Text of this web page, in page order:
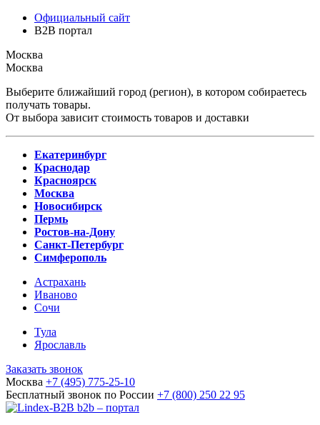
Официальный сайт
B2B портал
Москва
Москва
Выберите ближайший город (регион), в котором собираетесь
получать товары.
От выбора зависит стоимость товаров и доставки
Екатеринбург
Краснодар
Красноярск
Москва
Новосибирск
Пермь
Ростов-на-Дону
Санкт-Петербург
Симферополь
Астрахань
Иваново
Сочи
Тула
Ярославль
Заказать звонок
Москва +7 (495) 775-25-10
Бесплатный звонок по России +7 (800) 250 22 95
b2b – портал